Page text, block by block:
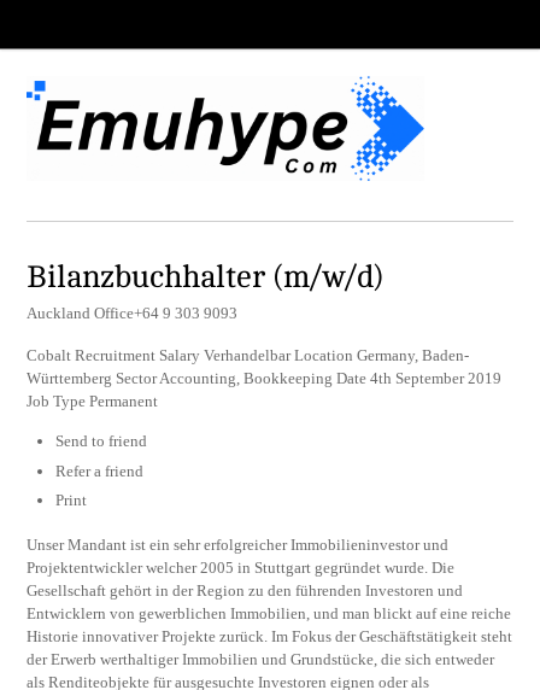
Bilanzbuchhalter (m/w/d)
Auckland Office+64 9 303 9093
Cobalt Recruitment Salary Verhandelbar Location Germany, Baden-
Württemberg Sector Accounting, Bookkeeping Date 4th September 2019
Job Type Permanent
Send to friend
Refer a friend
Print
Unser Mandant ist ein sehr erfolgreicher Immobilieninvestor und
Projektentwickler welcher 2005 in Stuttgart gegründet wurde. Die
Gesellschaft gehört in der Region zu den führenden Investoren und
Entwicklern von gewerblichen Immobilien, und man blickt auf eine reiche
Historie innovativer Projekte zurück. Im Fokus der Geschäftstätigkeit steht
der Erwerb werthaltiger Immobilien und Grundstücke, die sich entweder
als Renditeobjekte für ausgesuchte Investoren eignen oder als